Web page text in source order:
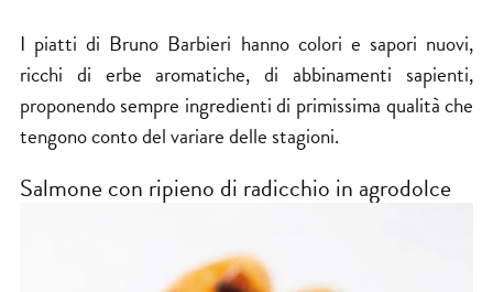
I piatti di Bruno Barbieri hanno colori e sapori nuovi,
ricchi di erbe aromatiche, di abbinamenti sapienti,
proponendo sempre ingredienti di primissima qualità che
tengono conto del variare delle stagioni.
Salmone con ripieno di radicchio in agrodolce